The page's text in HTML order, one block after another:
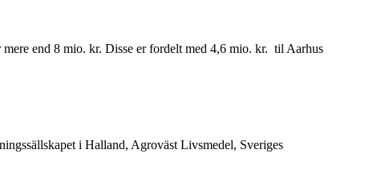
end 8 mio. kr. Disse er fordelt med 4,6 mio. kr. til Aarhus
i Halland, Agroväst Livsmedel, Sveriges